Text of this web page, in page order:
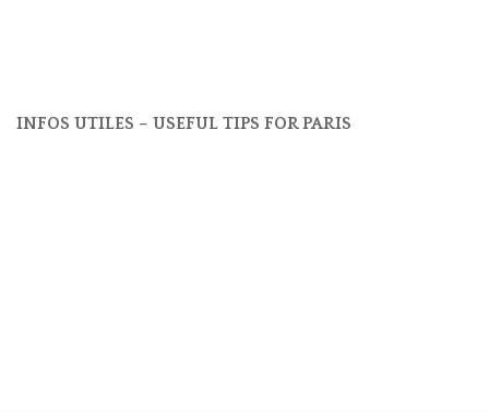
INFOS UTILES – USEFUL TIPS FOR PARIS